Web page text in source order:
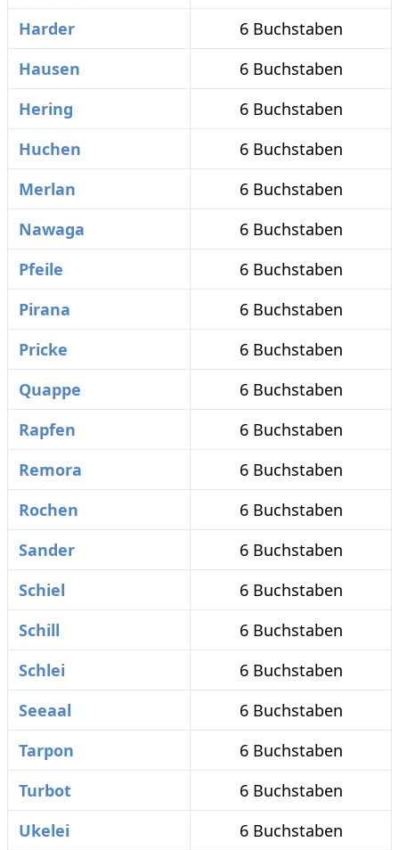
Harder
6 Buchstaben
Hausen
6 Buchstaben
Hering
6 Buchstaben
Huchen
6 Buchstaben
Merlan
6 Buchstaben
Nawaga
6 Buchstaben
Pfeile
6 Buchstaben
Pirana
6 Buchstaben
Pricke
6 Buchstaben
Quappe
6 Buchstaben
Rapfen
6 Buchstaben
Remora
6 Buchstaben
Rochen
6 Buchstaben
Sander
6 Buchstaben
Schiel
6 Buchstaben
Schill
6 Buchstaben
Schlei
6 Buchstaben
Seeaal
6 Buchstaben
Tarpon
6 Buchstaben
Turbot
6 Buchstaben
Ukelei
6 Buchstaben